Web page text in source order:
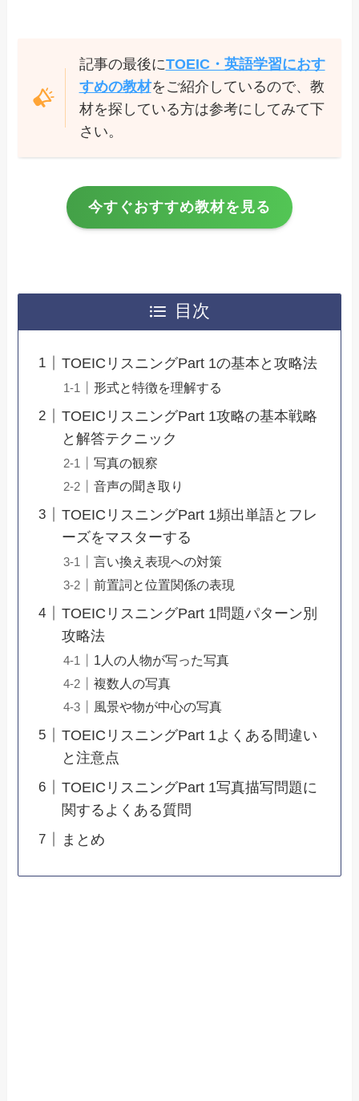
記事の最後にTOEIC・英語学習におす
すめの教材をご紹介しているので、教
材を探している方は参考にしてみて下
さい。
今すぐおすすめ教材を見る
目次
TOEICリスニングPart 1の基本と攻略法
形式と特徴を理解する
TOEICリスニングPart 1攻略の基本戦略
と解答テクニック
写真の観察
音声の聞き取り
TOEICリスニングPart 1頻出単語とフレ
ーズをマスターする
言い換え表現への対策
前置詞と位置関係の表現
TOEICリスニングPart 1問題パターン別
攻略法
1人の人物が写った写真
複数人の写真
風景や物が中心の写真
TOEICリスニングPart 1よくある間違い
と注意点
TOEICリスニングPart 1写真描写問題に
関するよくある質問
まとめ